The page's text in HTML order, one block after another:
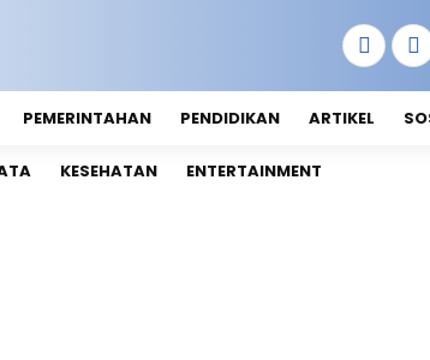
PEMERINTAHAN PENDIDIKAN ARTIKEL
KESEHATAN ENTERTAINMENT